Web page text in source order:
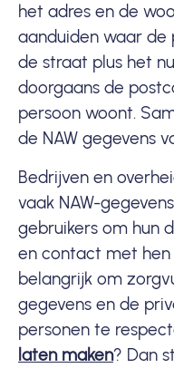
het adres en de
aanduiden waar de
de straat plus het
doorgaans de
persoon woont.
de NAW gegevens
Bedrijven en
vaak NAW-
gebruikers om hun
en contact met hen
belangrijk om
gegevens en de
personen te
laten maken? Dan